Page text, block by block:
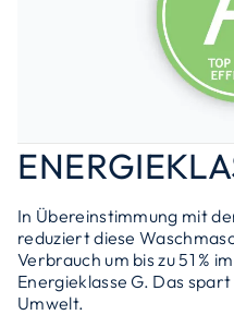
In Übereinstimmung mit
reduziert diese
Verbrauch um bis zu 51 %
Energieklasse G. Das
Umwelt.